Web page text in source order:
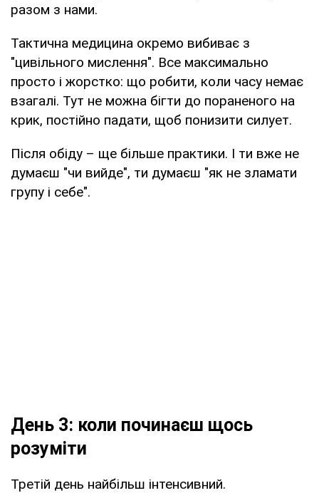
разом з нами.
Тактична медицина окремо вибиває з
"цивільного мислення". Все максимально
просто і жорстко: що робити, коли часу немає
взагалі. Тут не можна бігти до пораненого на
крик, постійно падати, щоб понизити силует.
Після обіду – ще більше практики. І ти вже не
думаєш "чи вийде", ти думаєш "як не зламати
групу і себе".
День 3: коли починаєш щось
розуміти
Третій день найбільш інтенсивний.